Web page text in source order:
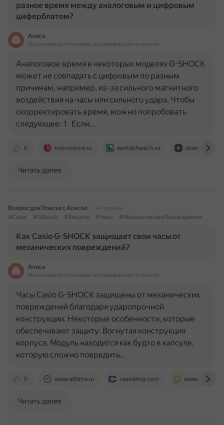
разное время между аналоговым и цифровым
циферблатом?
Алиса
На основе источников, возможны неточности
0 kronostime.ru worldofwatch.ru dzen.ru
Аналоговое время в некоторых моделях G-SHOCK
может не совпадать с цифровым по разным
причинам, например, из-за сильного магнитного
воздействия на часы или сильного удара. Чтобы
скорректировать время, можно попробовать
следующее: 1. Если…
Читать далее
Вопрос для Поиска с Алисой
24 апреля
#Casio
#GShock #Защита #Часы #МеханическиеПовреждения
Как Casio G-SHOCK защищает свои часы от
механических повреждений?
Алиса
На основе источников, возможны неточности
0 www.alltime.ru casioblog.com
Часы Casio G-SHOCK защищены от механических
повреждений благодаря ударопрочной
конструкции. Некоторые особенности, которые
обеспечивают защиту: Вогнутая конструкция
корпуса. Модуль находится как будто в капсуле,
которую сложно повредить…
Читать далее